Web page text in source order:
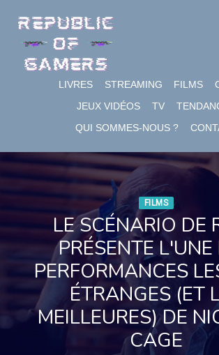
content
LIVRES STREAMING FILMS
JEUX VIDÉOS
TV
QUI SOMMES-NOUS ?
FILMS
LE SCÉNARIO DE
PRÉSENTE L'UNE
PERFORMANCES
ÉTRANGES (ET
MEILLEURES) DE
CAGE